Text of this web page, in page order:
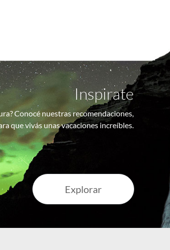
Inspirate
Conocé nuestras recomendaciones,
que vivás unas vacaciones increíbles.
Explorar